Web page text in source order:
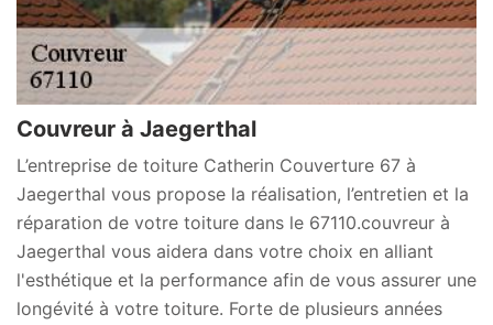
Couvreur à Jaegerthal
L’entreprise de toiture Catherin Couverture 67 à
Jaegerthal vous propose la réalisation, l’entretien et la
réparation de votre toiture dans le 67110.couvreur à
Jaegerthal vous aidera dans votre choix en alliant
l'esthétique et la performance afin de vous assurer une
longévité à votre toiture. Forte de plusieurs années